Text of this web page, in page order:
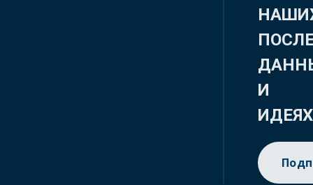
И
ИДЕЯХ